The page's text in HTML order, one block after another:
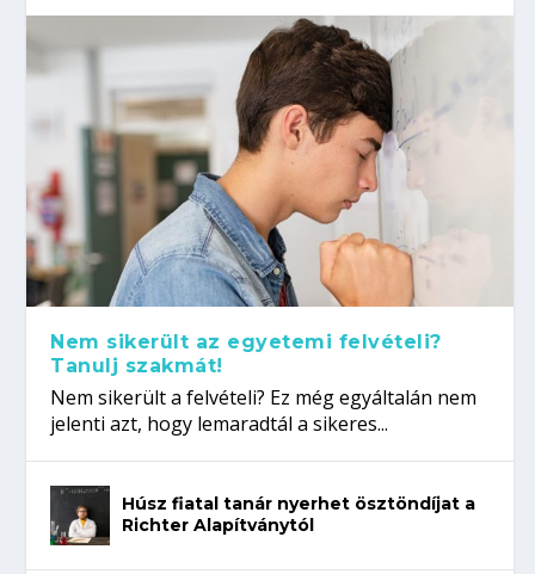
Nem sikerült az egyetemi felvételi?
Tanulj szakmát!
Nem sikerült a felvételi? Ez még egyáltalán nem
jelenti azt, hogy lemaradtál a sikeres...
Húsz fiatal tanár nyerhet ösztöndíjat a
Richter Alapítványtól